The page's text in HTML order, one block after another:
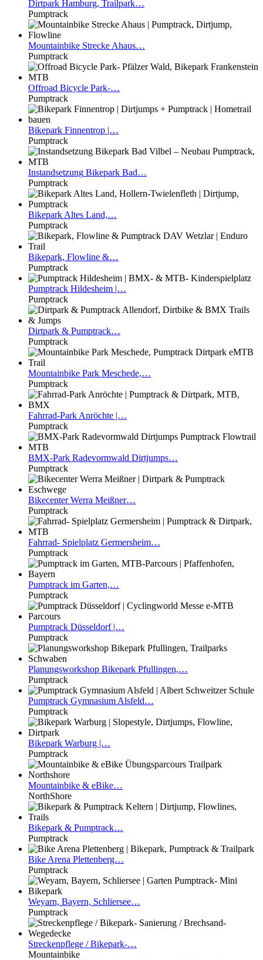
Dirtpark Hamburg, Trailpark…
Pumptrack
Mountainbike Strecke Ahaus…
Pumptrack
Offroad Bicycle Park-…
Pumptrack
Bikepark Finnentrop |…
Pumptrack
Instandsetzung Bikepark Bad…
Pumptrack
Bikepark Altes Land,…
Pumptrack
Bikepark, Flowline &…
Pumptrack
Pumptrack Hildesheim |…
Pumptrack
Dirtpark & Pumptrack…
Pumptrack
Mountainbike Park Meschede,…
Pumptrack
Fahrrad-Park Anröchte |…
Pumptrack
BMX-Park Radevormwald Dirtjumps…
Pumptrack
BikecenterWerra Meißner…
Pumptrack
Fahrrad- Spielplatz Germersheim…
Pumptrack
Pumptrack im Garten,…
Pumptrack
Pumptrack Düsseldorf |…
Pumptrack
Planungsworkshop Bikepark Pfullingen,…
Pumptrack
Pumptrack Gymnasium Alsfeld…
Pumptrack
Bikepark Warburg |…
Pumptrack
Mountainbike & eBike…
NorthShore
Bikepark & Pumptrack…
Pumptrack
Bike Arena Plettenberg…
Pumptrack
Weyarn, Bayern, Schliersee…
Pumptrack
Streckenpflege / Bikepark-…
Mountainbike